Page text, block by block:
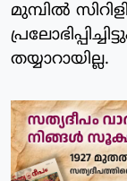
മുമ്പില്‍
തയ്യാറായില്ല.